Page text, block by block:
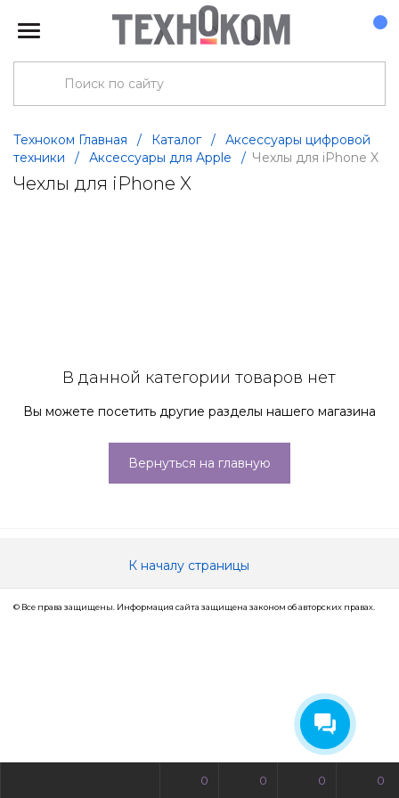
0 0 0 0
Техноком Главная / Каталог /
Аксессуары цифровой
техники
/ Аксессуары для Apple / Чехлы для iPhone X
Чехлы для iPhone X
В данной категории товаров нет
Вы можете посетить другие разделы нашего магазина
Вернуться на главную
К началу страницы
© Все права защищены. Информация сайта защищена законом об авторских правах.